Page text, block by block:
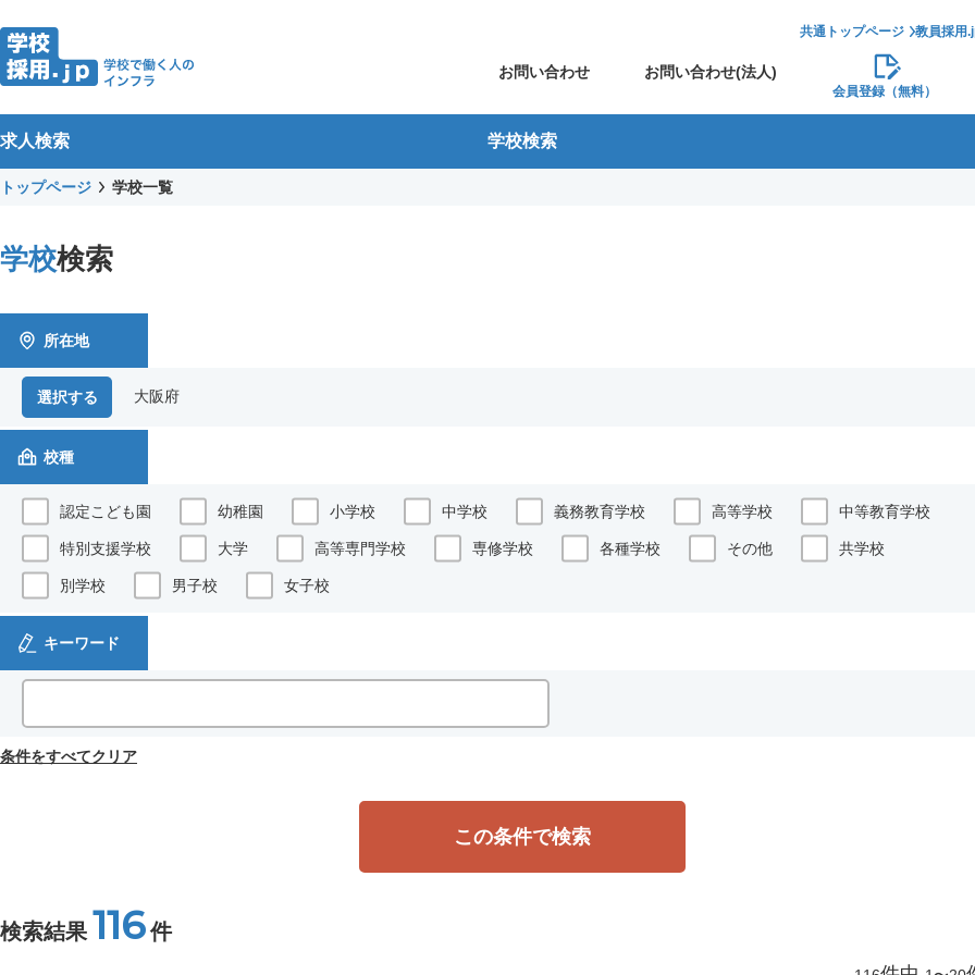
共通トップページ 教員採用
お問い合わせ お問い合わせ(法人)
会員登録（無料）
求人検索 学校検索
トップページ 学校一覧
学校検索
所在地
選択する 大阪府
校種
認定こども園 幼稚園 小学校 中学校 義務教育学校 高等学校 中等教育学校
特別支援学校 大学 高等専門学校 専修学校 各種学校 その他 共学校
別学校 男子校 女子校
キーワード
条件をすべてクリア
この条件で検索
検索結果 116 件